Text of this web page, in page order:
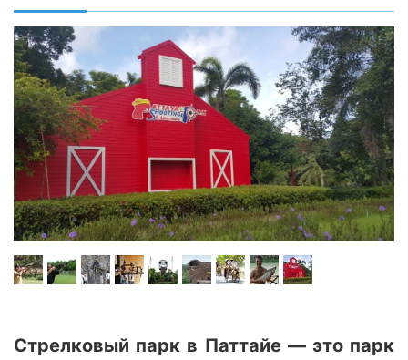
Стрелковый парк в Паттайе — это парк